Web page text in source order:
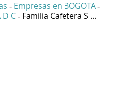
- Empresas en BOGOTA -
D C - Familia Cafetera S ...